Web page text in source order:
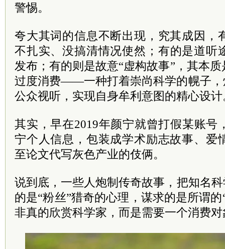
警惕。
夸大其词的信息不断出现，究其成因，
不扎实、没搞清情况使然；有的是道听
发布；有的则是故意“虚构故事”，其本
过度消费——一种打着崇尚科学的幌子，
公众视听，实现自身牟利意图的精心设计
其实，早在2019年颜宁就曾打假某账号
宁个人信息，包装成学术励志故事、爱
至论文代写灰色产业的伎俩。
说到底，一些人炮制传奇故事，把知名
的是“粉丝”猎奇的心理，谋求的是所谓
非真的欣赏科学家，而是需要一个消费